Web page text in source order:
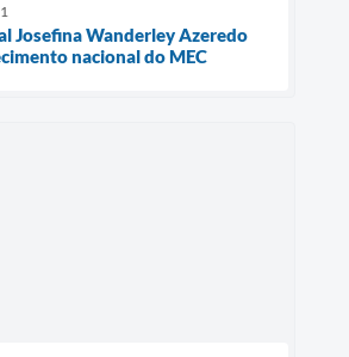
Josefina Wanderley Azeredo
nacional do MEC